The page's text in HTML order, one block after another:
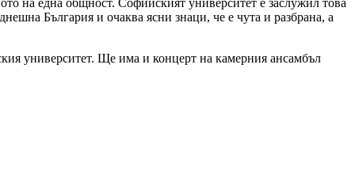
България и очаква ясни знаци, че е чута и разбрана, а
университет. Ще има и концерт на камерния ансамбъл